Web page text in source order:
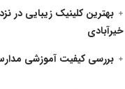
بهترین کلینیک زیبایی در
خیرآبادی
بررسی کیفیت آموزشی